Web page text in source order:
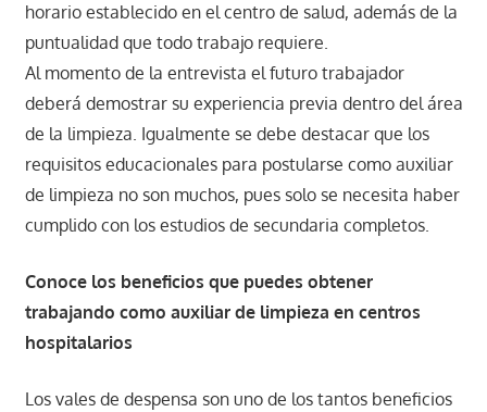
horario establecido en el centro de salud, además de la
puntualidad que todo trabajo requiere.
Al momento de la entrevista el futuro trabajador
deberá demostrar su experiencia previa dentro del área
de la limpieza. Igualmente se debe destacar que los
requisitos educacionales para postularse como auxiliar
de limpieza no son muchos, pues solo se necesita haber
cumplido con los estudios de secundaria completos.
Conoce los beneficios que puedes obtener
trabajando como auxiliar de limpieza en centros
hospitalarios
Los vales de despensa son uno de los tantos beneficios